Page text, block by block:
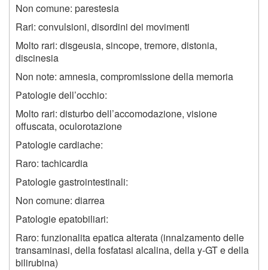
Non comune: parestesia
Rari: convulsioni, disordini dei movimenti
Molto rari: disgeusia, sincope, tremore, distonia,
discinesia
Non note: amnesia, compromissione della memoria
Patologie dell’occhio:
Molto rari: disturbo dell’accomodazione, visione
offuscata, oculorotazione
Patologie cardiache:
Raro: tachicardia
Patologie gastrointestinali:
Non comune: diarrea
Patologie epatobiliari:
Raro: funzionalita epatica alterata (innalzamento delle
transaminasi, della fosfatasi alcalina, della y-GT e della
bilirubina)